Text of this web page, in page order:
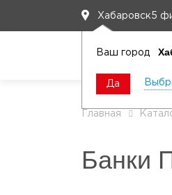
Хабаровск5
Ваш город
Да
Главная
Банки